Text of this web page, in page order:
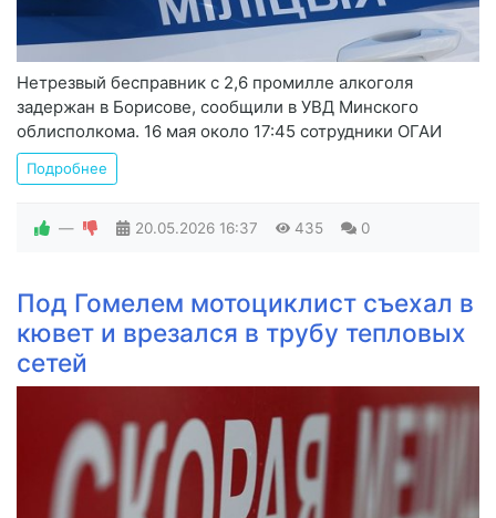
Нетрезвый бесправник с 2,6 промилле алкоголя
задержан в Борисове, сообщили в УВД Минского
облисполкома. 16 мая около 17:45 сотрудники ОГАИ
Подробнее
— 20.05.2026 16:37 435 0
Под Гомелем мотоциклист съехал в
кювет и врезался в трубу тепловых
сетей